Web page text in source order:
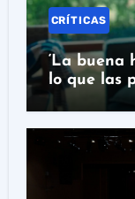
CRÍTICAS
‘La buena
lo que las